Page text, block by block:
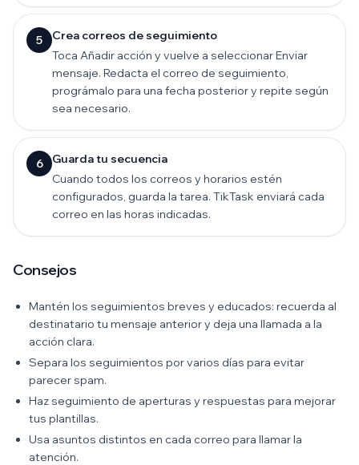
5
Crea correos de seguimiento
Toca Añadir acción y vuelve a seleccionar Enviar
mensaje. Redacta el correo de seguimiento,
prográmalo para una fecha posterior y repite según
sea necesario.
6
Guarda tu secuencia
Cuando todos los correos y horarios estén
configurados, guarda la tarea. TikTask enviará cada
correo en las horas indicadas.
Consejos
Mantén los seguimientos breves y educados: recuerda al
destinatario tu mensaje anterior y deja una llamada a la
acción clara.
Separa los seguimientos por varios días para evitar
parecer spam.
Haz seguimiento de aperturas y respuestas para mejorar
tus plantillas.
Usa asuntos distintos en cada correo para llamar la
atención.